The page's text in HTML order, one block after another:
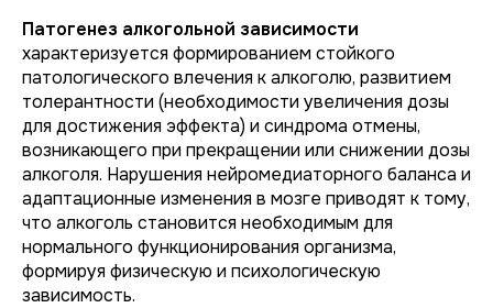
Патогенез алкогольной зависимости
характеризуется формированием стойкого
патологического влечения к алкоголю, развитием
толерантности (необходимости увеличения дозы
для достижения эффекта) и синдрома отмены,
возникающего при прекращении или снижении дозы
алкоголя. Нарушения нейромедиаторного баланса и
адаптационные изменения в мозге приводят к тому,
что алкоголь становится необходимым для
нормального функционирования организма,
формируя физическую и психологическую
зависимость.